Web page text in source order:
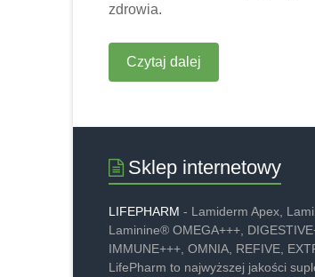
zdrowia.
Czytaj dalej
Sklep internetowy
LIFEPHARM - Lamiderm Apex,
Laminine® OMEGA+++,
IMMUNE+++, OMNIA, REFIVE,
LifePharm to najwyższej jakości